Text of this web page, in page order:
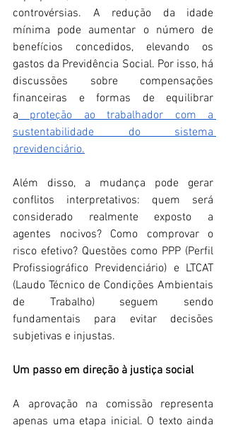
controvérsias. A redução da idade
mínima pode aumentar o número de
benefícios concedidos, elevando os
gastos da Previdência Social. Por isso, há
discussões sobre compensações
financeiras e formas de equilibrar
a proteção ao trabalhador com a
sustentabilidade do sistema
previdenciário.
Além disso, a mudança pode gerar
conflitos interpretativos: quem será
considerado realmente exposto a
agentes nocivos? Como comprovar o
risco efetivo? Questões como PPP (Perfil
Profissiográfico Previdenciário) e LTCAT
(Laudo Técnico de Condições Ambientais
de Trabalho) seguem sendo
fundamentais para evitar decisões
subjetivas e injustas.
Um passo em direção à justiça social
A aprovação na comissão representa
apenas uma etapa inicial. O texto ainda